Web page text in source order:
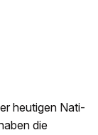
heutigen Nati-
die